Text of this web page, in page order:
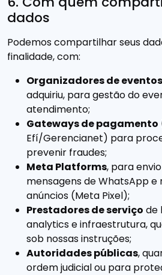
dados
Podemos compartilhar seus
finalidade, com:
Organizadores de eventos
adquiriu, para gestão do
atendimento;
Gateways de pagamento
Efí/Gerencianet) para
prevenir fraudes;
Meta Platforms, para
mensagens de WhatsApp e
anúncios (Meta Pixel);
Prestadores de serviço de
analytics e infraestrutura,
sob nossas instruções;
Autoridades públicas,
ordem judicial ou para